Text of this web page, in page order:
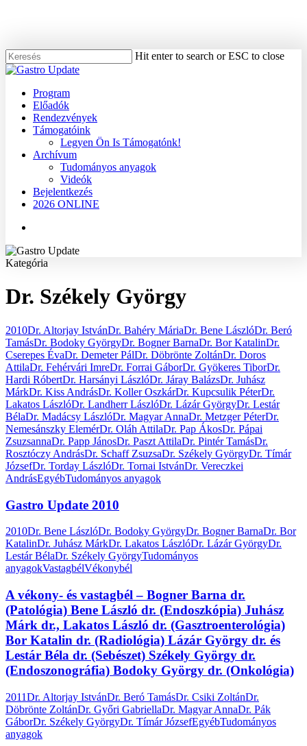
content
Hit enter to search or ESC to close
Close
Menu
Program
Előadók
Rendezvények
Támogatóink
Legyen Ön Is Támogatónk!
Archívum
Tudományos anyagok
Videók
Bejelentkezés
2026 ONLINE
Kategória
Dr. Székely György
2010Dr. Altorjay IstvánDr. Bahéry MáriaDr. Bene LászlóDr. Beró
TamásDr. Bodoky GyörgyDr. Bogner BarnaDr. Bor KatalinDr.
Cserepes ÉvaDr. Demeter PálDr. Döbrönte ZoltánDr. Doros
AttilaDr. Fehérvári ImreDr. Forrai GáborDr. Gyökeres TiborDr.
Hardi RóbertDr. Harsányi LászlóDr. Járay BalázsDr. Juhász
MárkDr. Kiss AndrásDr. Koller OszkárDr. Kupcsulik PéterDr.
Lakatos LászlóDr. Landherr LászlóDr. Lázár GyörgyDr. Lestár
BélaDr. Madácsy LászlóDr. Magyar AnnaDr. Metzger PéterDr.
Nemesánszky ElemérDr. Oláh AttilaDr. Pap ÁkosDr. Pápai
ZsuzsannaDr. Papp JánosDr. Paszt AttilaDr. Pintér TamásDr.
Rosztóczy AndrásDr. Schaff ZsuzsaDr. Székely GyörgyDr. Tímár
JózsefDr. Torday LászlóDr. Tornai IstvánDr. Vereczkei
AndrásEgyébTudományos anyagok
Gastro Update 2010
2010Dr. Bene LászlóDr. Bodoky GyörgyDr. Bogner BarnaDr. Bor
KatalinDr. Juhász MárkDr. Lakatos LászlóDr. Lázár GyörgyDr.
Lestár BélaDr. Székely GyörgyTudományos
anyagokVastagbélVékonybél
A vékony- és vastagbél – Bogner Barna dr.
(Patológia) Bene László dr. (Endoszkópia) Juhász
Márk dr., Lakatos László dr. (Gasztroenterológia)
Bor Katalin dr. (Radiológia) Lázár György dr. és
Lestár Béla dr. (Sebészet) Székely György dr.
(Endoszonográfia) Bodoky György dr. (Onkológia)
2011Dr. Altorjay IstvánDr. Beró TamásDr. Csiki ZoltánDr.
Döbrönte ZoltánDr. Győri GabriellaDr. Magyar AnnaDr. Pák
GáborDr. Székely GyörgyDr. Tímár JózsefEgyébTudományos
anyagok